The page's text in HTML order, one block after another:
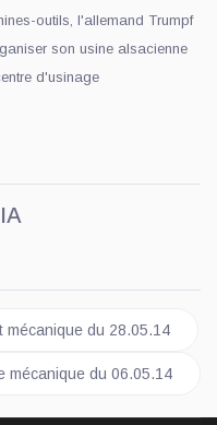
outils, l'allemand Trumpf
son usine alsacienne
d'usinage
maintenance et mécanique
mécanique du 28.05.14
de presse mécanique
mécanique du 06.05.14